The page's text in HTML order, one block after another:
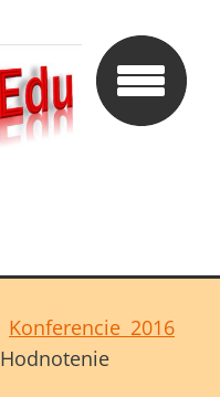
Konferencie 2016
Hodnotenie